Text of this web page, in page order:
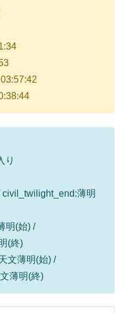
り
薄明
明(始) /
(終)
文薄明(始) /
薄明(終)